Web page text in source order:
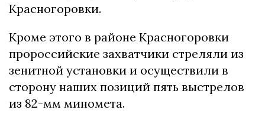
Красногоровки.
Кроме этого в районе Красногоровки
пророссийские захватчики стреляли из
зенитной установки и осуществили в
сторону наших позиций пять выстрелов
из 82-мм миномета.